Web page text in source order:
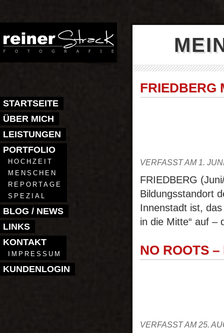
STARTSEITE
ÜBER MICH
LEISTUNGEN
PORTFOLIO
HOCHZEIT
MENSCHEN
REPORTAGE
SPEZIAL
BLOG / NEWS
LINKS
KONTAKT
IMPRESSUM
KUNDENLOGIN
FRIEDBERG
VERFASST AM 1.
FRIEDBERG
Bildungsstandort
Innenstadt ist,
in die Mitte“ auf –
NO ROOTS
VERFASST AM 25.